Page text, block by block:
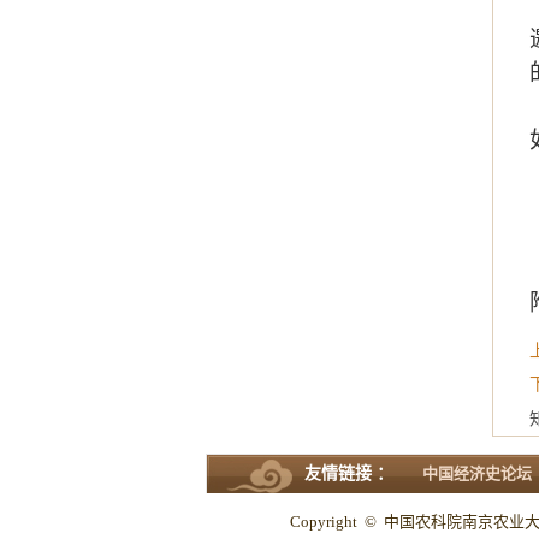
友情链接 ： 中国经济史论坛
Copyright © 中国农科院南京农业